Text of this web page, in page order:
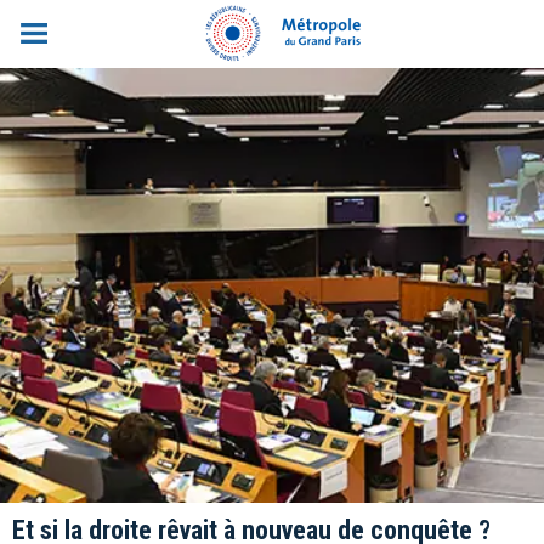
Et si la droite rêvait à nouveau de conquête ?